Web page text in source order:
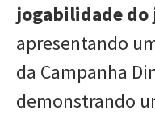
jogabilidade do
apresentando
da Campanha
demonstrando